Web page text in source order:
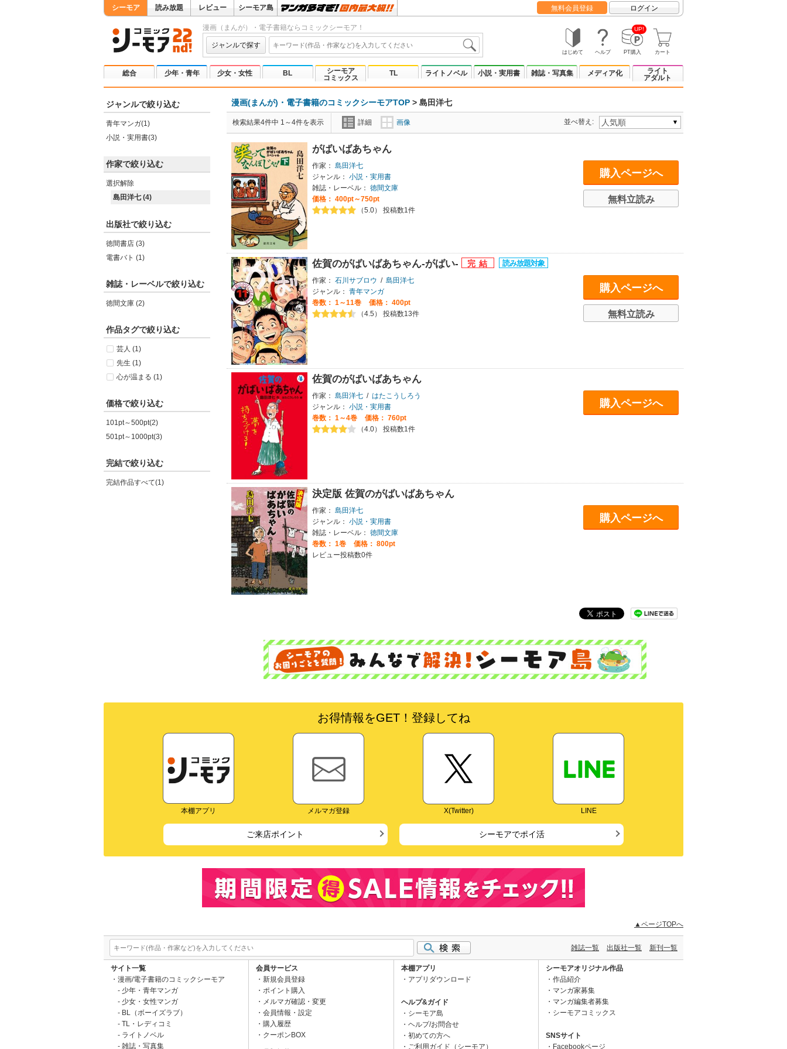
シーモア 読み放題 レビュー シーモア島 無料会員登録 ログイン
漫画（まんが）・電子書籍ならコミックシーモア！
ジャンルで探す
はじめて ヘルプ
UP!
PT購入 カート
総合 少年・青年 少女・女性 BL
シーモア
コミックス
TL ライトノベル 小説・実用書 雑誌・写真集 メディア化
ライト
アダルト
ジャンルで絞り込む
青年マンガ(1)
小説・実用書(3)
作家で絞り込む
選択解除
島田洋七 (4)
出版社で絞り込む
徳間書店 (3)
電書バト (1)
雑誌・レーベルで絞り込む
徳間文庫 (2)
作品タグで絞り込む
芸人 (1)
先生 (1)
心が温まる (1)
価格で絞り込む
101pt～500pt(2)
501pt～1000pt(3)
完結で絞り込む
完結作品すべて(1)
漫画(まんが)・電子書籍のコミックシーモアTOP > 島田洋七
検索結果4件中 1～4件を表示 詳細 画像 並べ替え:
がばいばあちゃん
作家： 島田洋七
ジャンル： 小説・実用書
雑誌・レーベル： 徳間文庫
価格： 400pt～750pt
（5.0） 投稿数1件
購入ページへ
無料立読み
佐賀のがばいばあちゃん-がばい-
作家： 石川サブロウ / 島田洋七
ジャンル： 青年マンガ
巻数： 1～11巻
価格： 400pt
（4.5） 投稿数13件
購入ページへ
無料立読み
佐賀のがばいばあちゃん
作家： 島田洋七 / はたこうしろう
ジャンル： 小説・実用書
巻数： 1～4巻
価格： 760pt
（4.0） 投稿数1件
購入ページへ
決定版 佐賀のがばいばあちゃん
作家： 島田洋七
ジャンル： 小説・実用書
雑誌・レーベル： 徳間文庫
巻数： 1巻
価格： 800pt
レビュー投稿数0件
購入ページへ
お得情報をGET！登録してね
本棚アプリ メルマガ登録 X(Twitter) LINE
ご来店ポイント シーモアでポイ活
▲ページTOPへ
雑誌一覧 出版社一覧 新刊一覧
サイト一覧
漫画/電子書籍のコミックシーモア
少年・青年マンガ
少女・女性マンガ
BL（ボーイズラブ）
TL・レディコミ
ライトノベル
雑誌・写真集
会員サービス
新規会員登録
ポイント購入
メルマガ確認・変更
会員情報・設定
購入履歴
クーポンBOX
本棚アプリ
アプリダウンロード
ヘルプ&ガイド
シーモア島
ヘルプ/お問合せ
初めての方へ
ご利用ガイド（シーモア）
シーモアオリジナル作品
作品紹介
マンガ家募集
マンガ編集者募集
シーモアコミックス
SNSサイト
Facebookページ